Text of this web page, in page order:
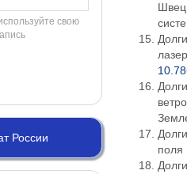
свою
России
Швец
поля